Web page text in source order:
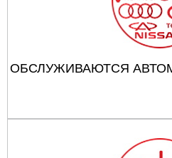
ОБСЛУЖИВАЮТСЯ